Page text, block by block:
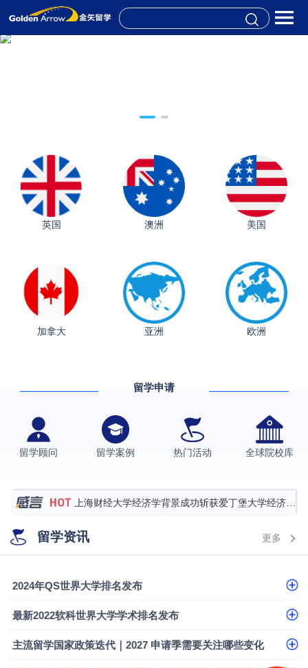
英国 澳洲 美国
加拿大 亚洲 欧洲
留学申请
留学顾问 留学案例 热门活动 全球院校库
格拉斯哥大学国际商务硕士录取案例
伯明翰大学数字媒体与创意产业硕士录取案例
Offer
上海财经大学经济学背景成功斩获爱丁堡大学经济学
硕士录取
数学背景的他，靠“供应链”故事敲开哥大、宾大之门
专科逆袭伦敦大学学院UCL录取案例解析
留学资讯 更多
2024年QS世界大学排名发布
最新2022软科世界大学学术排名发布
主流留学国家政策迭代｜2027 申请季需要关注哪些变化